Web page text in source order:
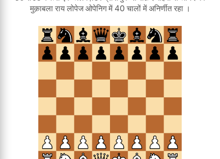
मुक़ाबला राय लोपेज ओपेनिग में 40 चालों में अनिर्णीत रहा ।